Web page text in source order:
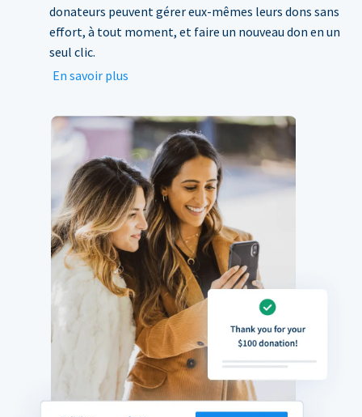
donateurs peuvent gérer eux-mêmes leurs dons sans
effort, à tout moment, et faire un nouveau don en un
seul clic.
En savoir plus